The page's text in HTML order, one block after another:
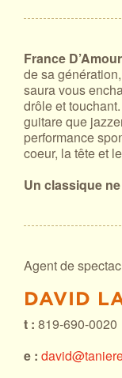
France D’Amour
de sa
saura vous
drôle et
guitare que
performance
coeur, la tête et
Un classique
Agent de
DAVID
t : 819-690-0020
e :